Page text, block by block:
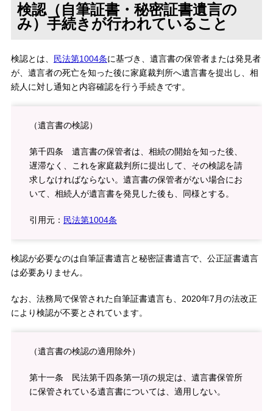
検認（自筆証書・秘密証書遺言の
み）手続きが行われていること
検認とは、 民法第1004条に基づき、遺言書の保管者または発見者
が、遺言者の死亡を知った後に家庭裁判所へ遺言書を提出し、相
続人に対し通知と内容確認を行う手続きです。
（遺言書の検認）
第千四条 遺言書の保管者は、相続の開始を知った後、
遅滞なく、これを家庭裁判所に提出して、その検認を請
求しなければならない。遺言書の保管者がない場合にお
いて、相続人が遺言書を発見した後も、同様とする。
引用元： 民法第1004条
検認が必要なのは自筆証書遺言と秘密証書遺言で、公正証書遺言
は必要ありません。
なお、法務局で保管された自筆証書遺言も、2020年7月の法改正
により検認が不要とされています。
（遺言書の検認の適用除外）
第十一条 民法第千四条第一項の規定は、遺言書保管所
に保管されている遺言書については、適用しない。